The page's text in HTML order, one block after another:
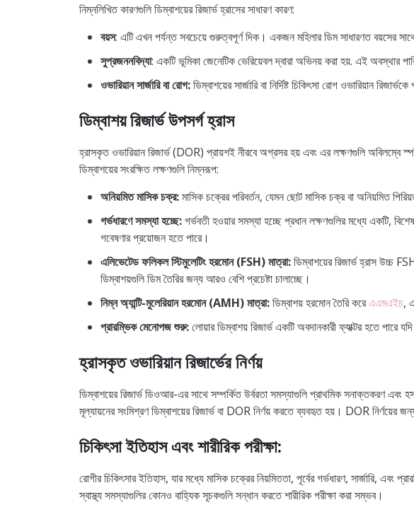
নিম্নলিখিত কারণগুলি ডিম্বাশয়ের রিজার্ভ হ্রাসের সাধারণ কারণ:
বয়স: এটি এখন পর্যন্ত সবচেয়ে গুরুত্বপূর্ণ দিক। একজন মহিলার ডিম সাধারণত বয়সের
সুপ্রজননবিদ্যা: একটি ভূমিকা জেনেটিক ভেরিয়েবল দ্বারা অভিনয় করা হয়. এই অবস্থার
ওভারিয়ান সার্জারি বা রোগ:ডিম্বাশয়ের সার্জারি বা নির্দিষ্ট চিকিৎসা রোগ ওভারিয়ান
ডিম্বাশয় রিজার্ভ উপসর্গ হ্রাস
হ্রাসকৃত ওভারিয়ান রিজার্ভ (DOR) প্রায়শই নীরবে অগ্রসর হয় এবং এর লক্ষণগুলি অবিলম্বে
ডিম্বাশয়ের সংরক্ষিত লক্ষণগুলি নিম্নরূপ:
অনিয়মিত মাসিক চক্র:মাসিক চক্রের পরিবর্তন, যেমন ছোট মাসিক চক্র বা অনিয়মিত
গর্ভধারণে সমস্যা হচ্ছে:গর্ভবতী হওয়ার সমস্যা হচ্ছে প্রধান লক্ষণগুলির মধ্যে একটি,
গবেষণার প্রয়োজন হতে পারে।
এলিভেটেড ফলিকল স্টিমুলেটিং হরমোন (FSH) মাত্রা:ডিম্বাশয়ের রিজার্ভ হ্রাস উচ্চ
ডিম্বাশয়গুলি ডিম তৈরির জন্য আরও বেশি প্রচেষ্টা চালাচ্ছে।
নিম্ন অ্যান্টি-মুলেরিয়ান হরমোন (AMH) মাত্রা:ডিম্বাশয় হরমোন তৈরি করেএএমএইচ,
প্রারম্ভিক মেনোপজ শুরু:লোয়ার ডিম্বাশয় রিজার্ভ একটি অবদানকারী ফ্যাক্টর হতে
হ্রাসকৃত ওভারিয়ান রিজার্ভের নির্ণয়
ডিম্বাশয়ের রিজার্ভ ডিওআর-এর সাথে সম্পর্কিত উর্বরতা সমস্যাগুলি প্রাথমিক সনাক্তকরণ এবং
মূল্যায়নের সংমিশ্রণ ডিম্বাশয়ের রিজার্ভ বা DOR নির্ণয় করতে ব্যবহৃত হয়। DOR নির্ণয়ের
চিকিৎসা ইতিহাস এবং শারীরিক পরীক্ষা:
রোগীর চিকিৎসার ইতিহাস, যার মধ্যে মাসিক চক্রের নিয়মিততা, পূর্বের গর্ভধারণ, সার্জারি,
স্বাস্থ্য সমস্যাগুলির কোনও বাহ্যিক সূচকগুলি সন্ধান করতে শারীরিক পরীক্ষা করা সম্ভব।